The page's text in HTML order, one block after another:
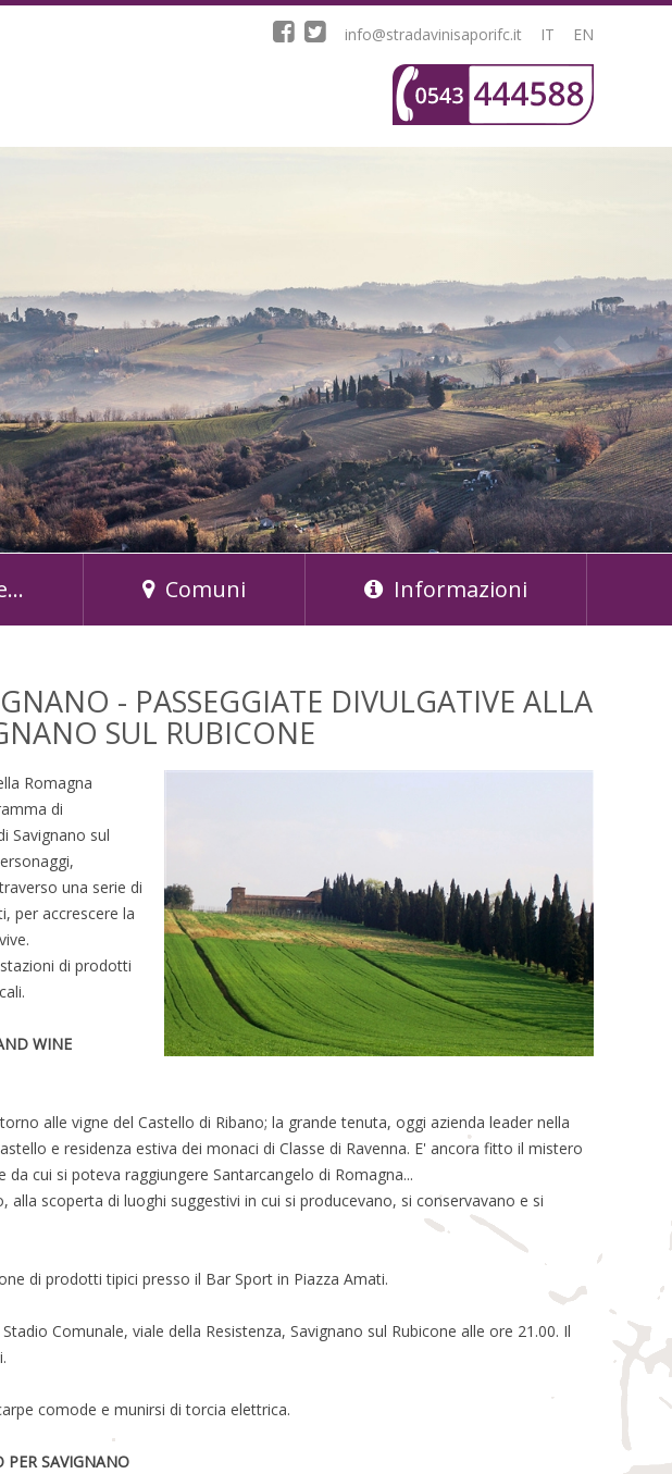
info@stradavinisaporifc.it IT EN
Comuni Informazioni
- PASSEGGIATE DIVULGATIVE ALLA
SUL RUBICONE
Romagna
di
Savignano sul
una serie di
per accrescere la
di prodotti
WINE
alle vigne del Castello di Ribano; la grande tenuta, oggi azienda leader nella
e residenza estiva dei monaci di Classe di Ravenna. E' ancora fitto il mistero
cui si poteva raggiungere Santarcangelo di Romagna...
alla scoperta di luoghi suggestivi in cui si producevano, si conservavano e si
di prodotti tipici presso il Bar Sport in Piazza Amati.
Comunale, viale della Resistenza, Savignano sul Rubicone alle ore 21.00. Il
comode e munirsi di torcia elettrica.
SAVIGNANO